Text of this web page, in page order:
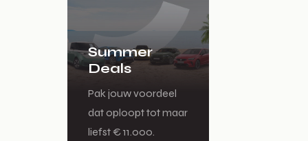
Summer
Deals
Pak jouw voordeel
dat oploopt tot maar
liefst € 11.000.